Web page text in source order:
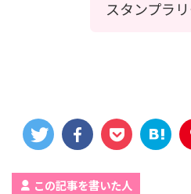
スタンプラ
この記事を書いた人